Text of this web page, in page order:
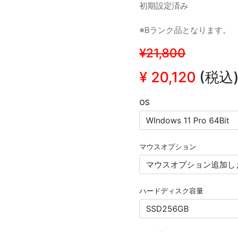
初期設定済み
※Bランク品となります。
¥21,800
¥ 20,120 (税込)
OS
マウスオプション
ハードディスク容量